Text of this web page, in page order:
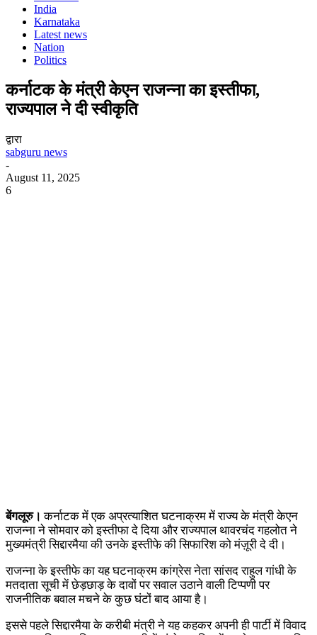
India
Karnataka
Latest news
Nation
Politics
कर्नाटक के मंत्री केएन राजन्ना का इस्तीफा,
राज्यपाल ने दी स्वीकृति
द्वारा
sabguru news
-
August 11, 2025
6
बेंगलूरु। कर्नाटक में एक अप्रत्याशित घटनाक्रम में राज्य के मंत्री केएन
राजन्ना ने सोमवार को इस्तीफा दे दिया और राज्यपाल थावरचंद गहलोत ने
मुख्यमंत्री सिद्दारमैया की उनके इस्तीफे की सिफारिश को मंज़ूरी दे दी।
राजन्ना के इस्तीफे का यह घटनाक्रम कांग्रेस नेता सांसद राहुल गांधी के
मतदाता सूची में छेड़छाड़ के दावों पर सवाल उठाने वाली टिप्पणी पर
राजनीतिक बवाल मचने के कुछ घंटों बाद आया है।
इससे पहले सिद्दारमैया के करीबी मंत्री ने यह कहकर अपनी ही पार्टी में विवाद